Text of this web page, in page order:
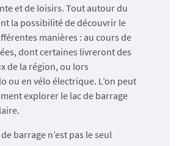
et de loisirs. Tout autour du
la possibilité de découvrir le
manières : au cours de
dont certaines livreront des
de la région, ou lors
ou en vélo électrique. L’on peut
explorer le lac de barrage
barrage n’est pas le seul